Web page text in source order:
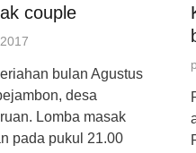
couple
bulan Agustus
desa
Lomba masak
pada pukul 21.00